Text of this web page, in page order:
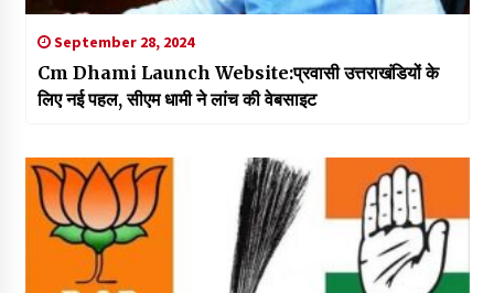
September 28, 2024
Cm Dhami Launch Website:प्रवासी उत्तराखंडियों के
लिए नई पहल, सीएम धामी ने लांच की वेबसाइट